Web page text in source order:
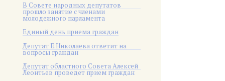
В Совете народных депутатов
прошло занятие с членами
молодежного парламента
Единый день приема граждан
Депутат Е.Николаева ответит на
вопросы граждан
Депутат областного Совета Алексей
Леонтьев проведет прием граждан